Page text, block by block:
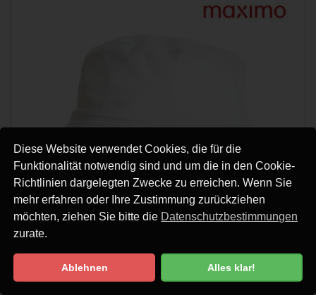
Datenschutzbestimmung
Diese Website verwendet Cookies, die für die
Funktionalität notwendig sind und um die in den Cookie-
Richtlinien dargelegten Zwecke zu erreichen. Wenn Sie
mehr erfahren oder Ihre Zustimmung zurückziehen
möchten, ziehen Sie bitte die Datenschutzbestimmungen
zurate.
Ablehnen Alles klar!